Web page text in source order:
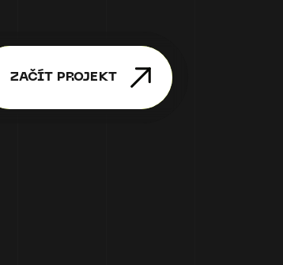
ZAČÍT PROJEKT